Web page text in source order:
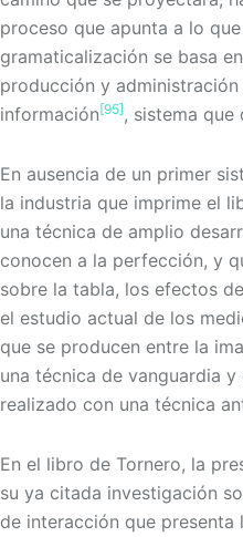
proceso que apunta a lo
gramaticalización se basa
producción y
información[95] , sistema
En ausencia de un primer
la industria que imprime el
una técnica de amplio
conocen a la perfección, y
sobre la tabla, los efectos
el estudio actual de los
que se producen entre la
una técnica de vanguardia
realizado con una técnica
En el libro de Tornero, la
su ya citada investigación
de interacción que